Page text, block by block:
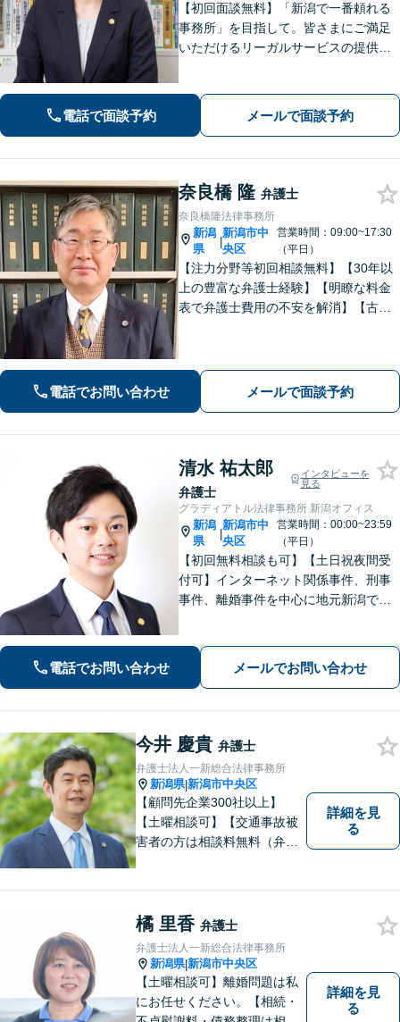
【初回面談無料】「新潟で一番頼れる
事務所」を目指して。皆さまにご満足
いただけるリーガルサービスの提供を
／労働／インターネットなど、ご相談
ください【WEB面談対応】【女性弁護
電話で面談予約 メールで面談予約
奈良橋 隆 弁護士
奈良橋隆法律事務所
新潟
県
|
新潟市中
央区
営業時間：09:00~17:30
（平日）
【注力分野等初回相談無料】【30年以
上の豊富な弁護士経験】【明瞭な料金
表で弁護士費用の不安を解消】【古町
電話でお問い合わせ メールで面談予約
清水 祐太郎
弁護士
インタビューを
見る
グラディアトル法律事務所 新潟オフィス
新潟
県
|
新潟市中
央区
営業時間：00:00~23:59
（平日）
【初回無料相談も可】【土日祝夜間受
付可】インターネット関係事件、刑事
事件、離婚事件を中心に地元新潟で弁
電話でお問い合わせ メールでお問い合わせ
今井 慶貴 弁護士
弁護士法人一新総合法律事務所
新潟県|新潟市中央区
【顧問先企業300社以上】
【土曜相談可】【交通事故被
害者の方は相談料無料（弁護
無料】
詳細を見
る
橘 里香 弁護士
弁護士法人一新総合法律事務所
新潟県|新潟市中央区
【土曜相談可】離婚問題は私
にお任せください。【相続・
詳細を見
る